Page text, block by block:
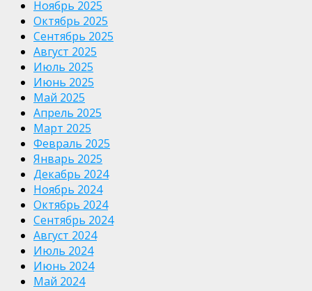
Ноябрь 2025
Октябрь 2025
Сентябрь 2025
Август 2025
Июль 2025
Июнь 2025
Май 2025
Апрель 2025
Март 2025
Февраль 2025
Январь 2025
Декабрь 2024
Ноябрь 2024
Октябрь 2024
Сентябрь 2024
Август 2024
Июль 2024
Июнь 2024
Май 2024